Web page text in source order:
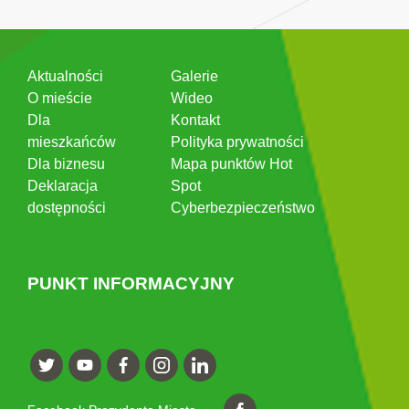
Aktualności
O mieście
Dla
mieszkańców
Dla biznesu
Deklaracja
dostępności
Galerie
Wideo
Kontakt
Polityka prywatności
Mapa punktów Hot
Spot
Cyberbezpieczeństwo
PUNKT INFORMACYJNY